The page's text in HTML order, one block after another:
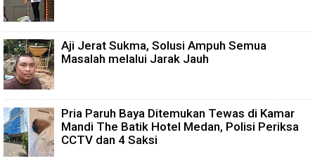
Aji Jerat Sukma, Solusi Ampuh Semua
Masalah melalui Jarak Jauh
Pria Paruh Baya Ditemukan Tewas di Kamar
Mandi The Batik Hotel Medan, Polisi Periksa
CCTV dan 4 Saksi